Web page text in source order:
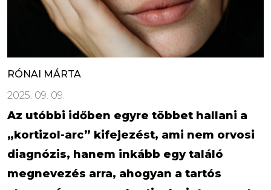
RÓNAI MÁRTA
2025. 09. 09.
Az utóbbi időben egyre többet hallani a
„kortizol-arc” kifejezést, ami nem orvosi
diagnózis, hanem inkább egy találó
megnevezés arra, ahogyan a tartós